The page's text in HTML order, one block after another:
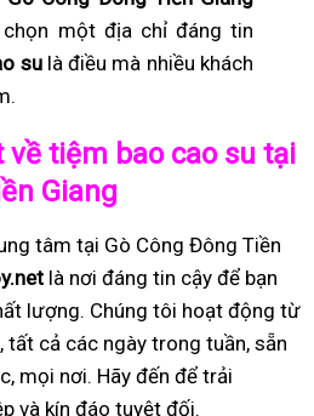
một địa chỉ đáng tin
sulà điều mà nhiều khách
tiệm bao cao su tại
Giang
tâm tại Gò Công Đông Tiền
là nơi đáng tin cậy để bạn
lượng. Chúng tôi hoạt động từ
cả các ngày trong tuần, sẵn
mọi nơi. Hãy đến để trải
và kín đáo tuyệt đối.